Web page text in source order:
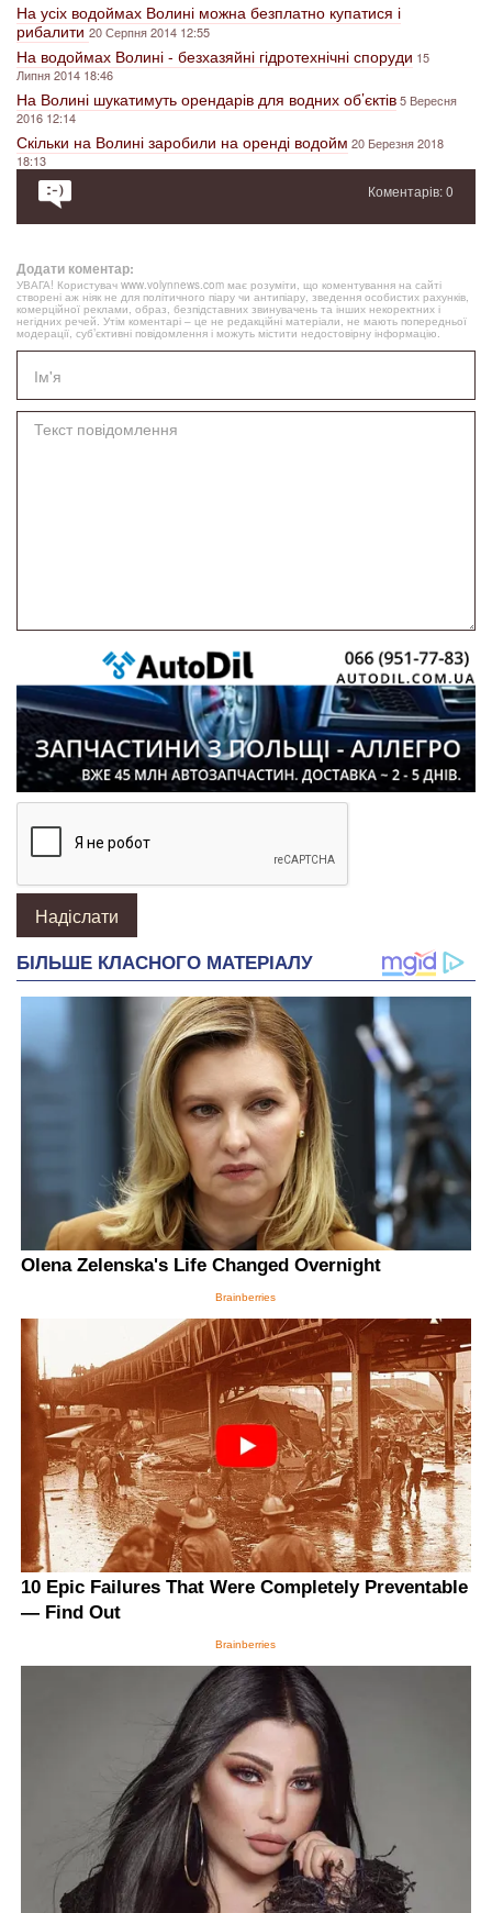
На усіх водоймах Волині можна безплатно купатися і
рибалити20 Серпня 2014 12:55
На водоймах Волині - безхазяйні гідротехнічні споруди 15
Липня 2014 18:46
На Волині шукатимуть орендарів для водних об’єктів5 Вересня
2016 12:14
Скільки на Волині заробили на оренді водойм 20 Березня 2018
18:13
Коментарів: 0
Додати коментар:
УВАГА! Користувач www.volynnews.com має розуміти, що коментування на сайті
створені аж ніяк не для політичного піару чи антипіару, зведення особистих рахунків,
комерційної реклами, образ, безпідставних звинувачень та інших некоректних і
негідних речей. Утім коментарі – це не редакційні матеріали, не мають попередньої
модерації, суб’єктивні повідомлення і можуть містити недостовірну інформацію.